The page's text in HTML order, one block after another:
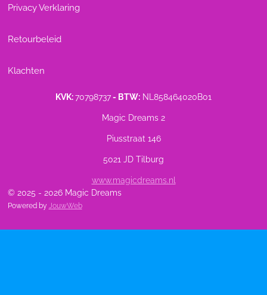
Privacy Verklaring
Retourbeleid
Klachten
KVK:70798737- BTW: NL858464020B01
Magic Dreams 2
Piusstraat 146
5021 JD Tilburg
www.magicdreams.nl
© 2025 - 2026 Magic Dreams
Powered by JouwWeb